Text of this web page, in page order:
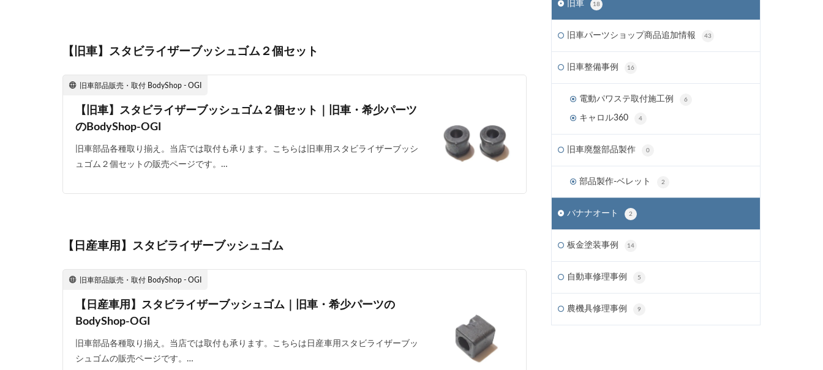
【旧車】スタビライザーブッシュゴム２個セット
旧車部品販売・取付 BodyShop - OGI
【旧車】スタビライザーブッシュゴム２個セット｜旧車・希少パーツ
のBodyShop-OGI
旧車部品各種取り揃え。当店では取付も承ります。こちらは旧車用スタビライザーブッシ
ュゴム２個セットの販売ページです。…
【日産車用】スタビライザーブッシュゴム
旧車部品販売・取付 BodyShop - OGI
【日産車用】スタビライザーブッシュゴム｜旧車・希少パーツの
BodyShop-OGI
旧車部品各種取り揃え。当店では取付も承ります。こちらは日産車用スタビライザーブッ
シュゴムの販売ページです。…
旧車 18
旧車パーツショップ商品追加情報 43
旧車整備事例 16
電動パワステ取付施工例 6
キャロル360 4
旧車廃盤部品製作 0
部品製作-ベレット 2
バナナオート 2
板金塗装事例 14
自動車修理事例 5
農機具修理事例 9